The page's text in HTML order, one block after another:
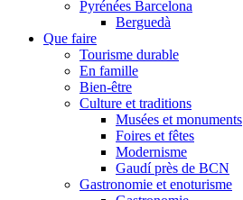
Pyrénées Barcelona
Berguedà
Que faire
Tourisme durable
En famille
Bien-être
Culture et traditions
Musées et monuments
Foires et fêtes
Modernisme
Gaudí près de BCN
Gastronomie et enoturisme